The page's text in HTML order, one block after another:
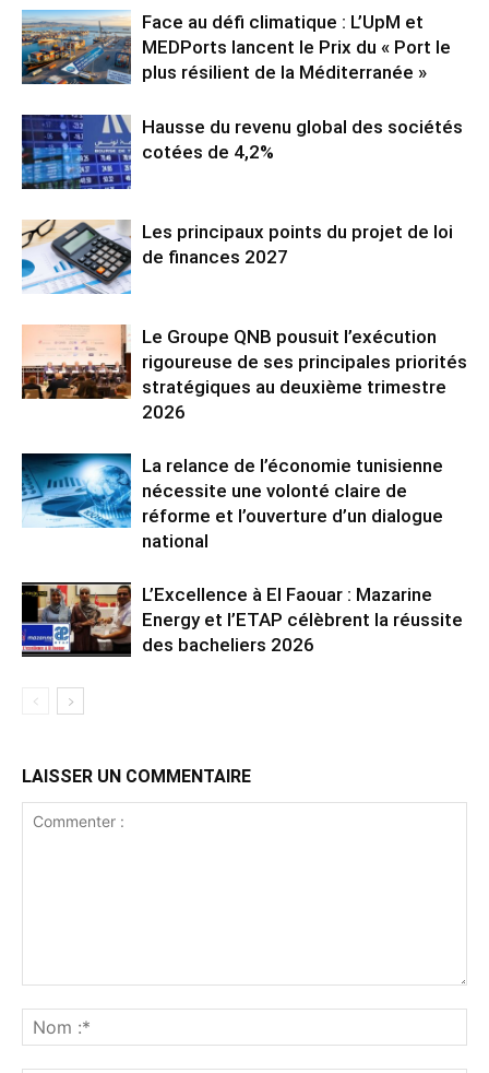
Face au défi climatique : L’UpM et
MEDPorts lancent le Prix du « Port le
plus résilient de la Méditerranée »
Hausse du revenu global des sociétés
cotées de 4,2%
Les principaux points du projet de loi
de finances 2027
Le Groupe QNB pousuit l’exécution
rigoureuse de ses principales priorités
stratégiques au deuxième trimestre
2026
La relance de l’économie tunisienne
nécessite une volonté claire de
réforme et l’ouverture d’un dialogue
national
L’Excellence à El Faouar : Mazarine
Energy et l’ETAP célèbrent la réussite
des bacheliers 2026
LAISSER UN COMMENTAIRE